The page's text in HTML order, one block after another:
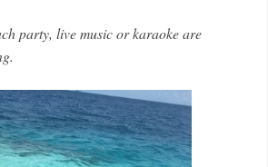
party, live music or karaoke are